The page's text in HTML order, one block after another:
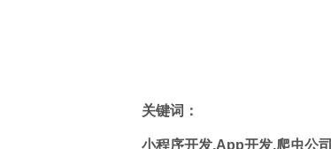
关键词：
小程序开发,App开发,爬虫公司